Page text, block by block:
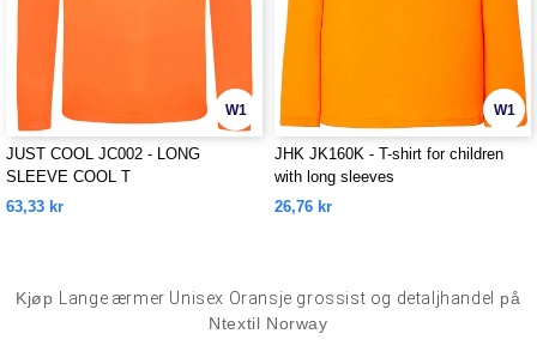
W1
JUST COOL JC002 - LONG
SLEEVE COOL T
63,33 kr
W1
JHK JK160K - T-shirt for children
with long sleeves
26,76 kr
Kjøp Lange ærmer Unisex Oransje grossist og detaljhandel på
Ntextil Norway